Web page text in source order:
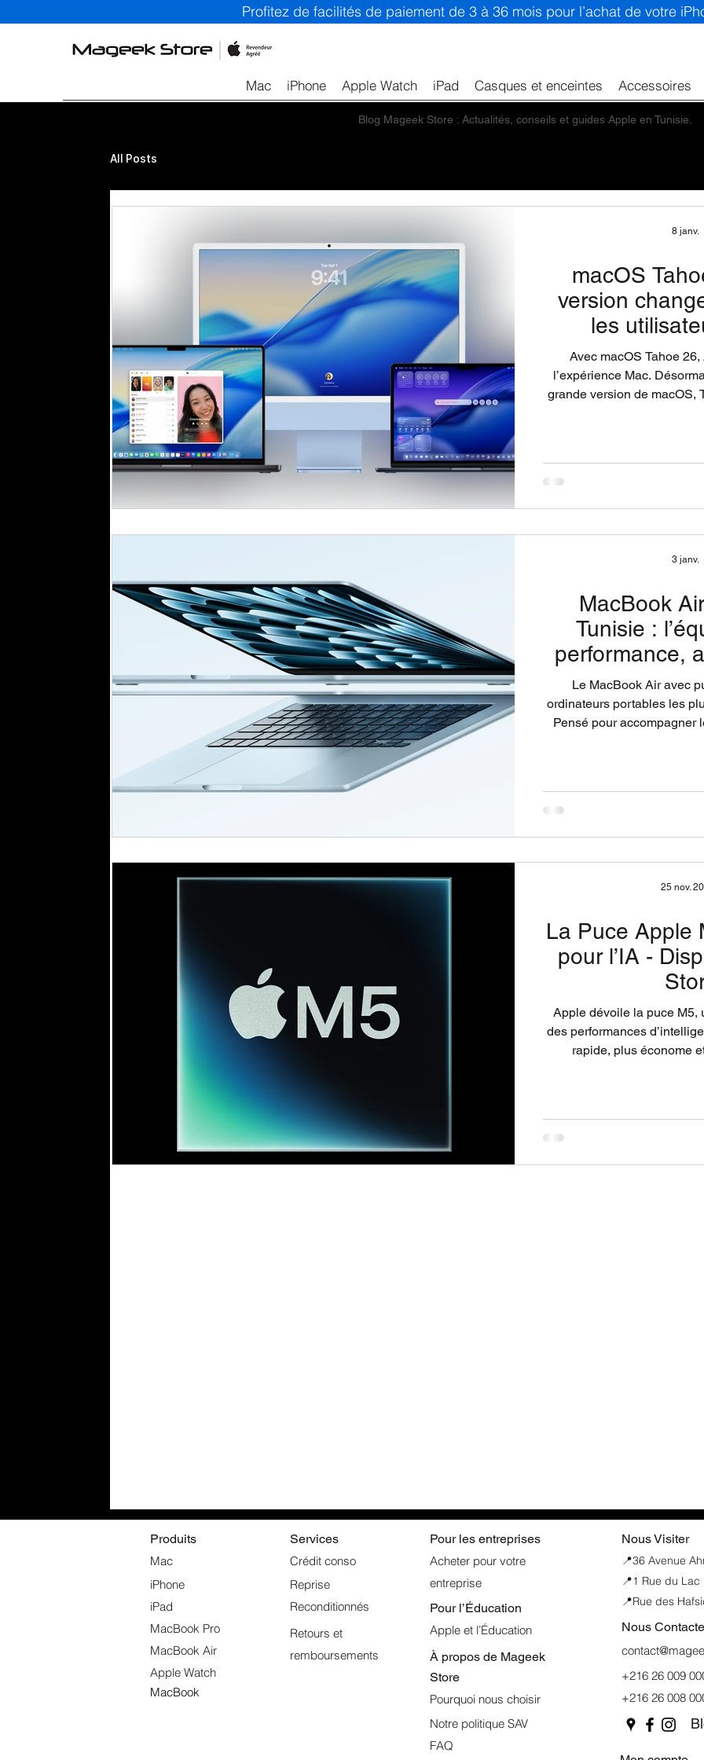
Profitez de facilités de paiement de 3 à 36 mois pour l’achat de votre
Mac iPhone Apple Watch iPad Casques et enceintes Accessoires
Blog Mageek Store : Actualités, conseils et guides Apple en Tunisie.
All Posts
macOS
version
les
Avec macOS Tahoe
l’expérience Mac.
grande version de macOS,
8 janv.
MacBook
Tunisie :
performance,
Le MacBook Air avec
ordinateurs portables les
Pensé pour accompagner
3 janv.
La Puce Apple
pour l’IA -
Apple dévoile la puce M5,
des performances
rapide, plus économe
25 nov.
Produits
Mac
iPhone
iPad
MacBook Pro
MacBook Air
Apple Watch
MacBook
Services
Crédit conso
Reprise
Reconditionnés
Retours et
remboursements
Pour les entreprises
Acheter pour votre
entreprise
Pour l’Éducation
Apple et l’Éducation
À propos de Mageek
Store
Pourquoi nous choisir
Notre politique SAV
FAQ
Nous Visiter
📍36 Avenue
📍1 Rue du Lac
📍Rue des
Nous
+216 26 009
+216 26 008